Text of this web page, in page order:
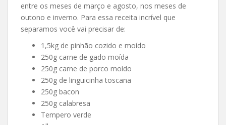
entre os meses de março e agosto, nos meses de
outono e inverno. Para essa receita incrível que
separamos você vai precisar de:
1,5kg de pinhão cozido e moído
250g carne de gado moída
250g carne de porco moído
250g de linguicinha toscana
250g bacon
250g calabresa
Tempero verde